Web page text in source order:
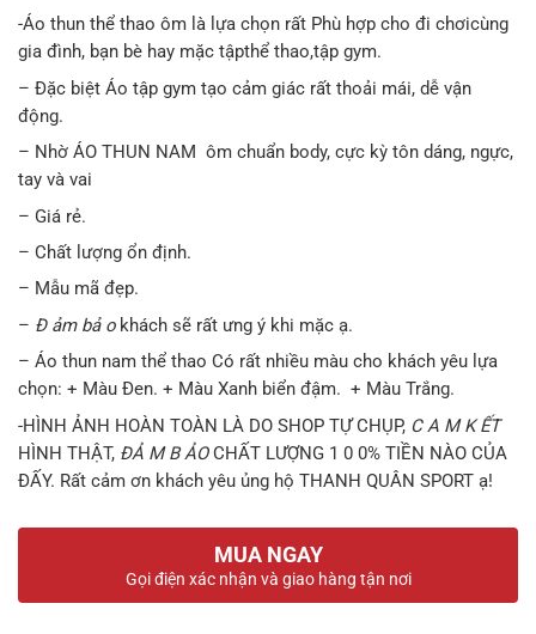
-Áo thun thể thao ôm là lựa chọn rất Phù hợp cho đi chơicùng
gia đình, bạn bè hay mặc tậpthể thao,tập gym.
– Đặc biệt Áo tập gym tạo cảm giác rất thoải mái, dễ vận
động.
– Nhờ ÁO THUN NAM ôm chuẩn body, cực kỳ tôn dáng, ngực,
tay và vai
– Giá rẻ.
– Chất lượng ổn định.
– Mẫu mã đẹp.
– Đ ảm bả o khách sẽ rất ưng ý khi mặc ạ.
– Áo thun nam thể thao Có rất nhiều màu cho khách yêu lựa
chọn: + Màu Đen. + Màu Xanh biển đậm. + Màu Trắng.
-HÌNH ẢNH HOÀN TOÀN LÀ DO SHOP TỰ CHỤP, C A M K ẾT
HÌNH THẬT, ĐẢ M B ẢOCHẤT LƯỢNG 1 0 0% TIỀN NÀO CỦA
ĐẤY. Rất cảm ơn khách yêu ủng hộ THANH QUÂN SPORT ạ!
MUA NGAY
Gọi điện xác nhận và giao hàng tận nơi